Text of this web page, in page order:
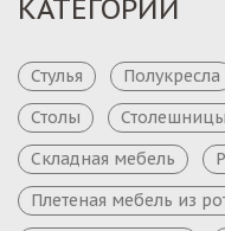
КАТЕГОРИИ
Стулья Полукресла
Столы
Столешницы
Складная мебель
Плетеная мебель из